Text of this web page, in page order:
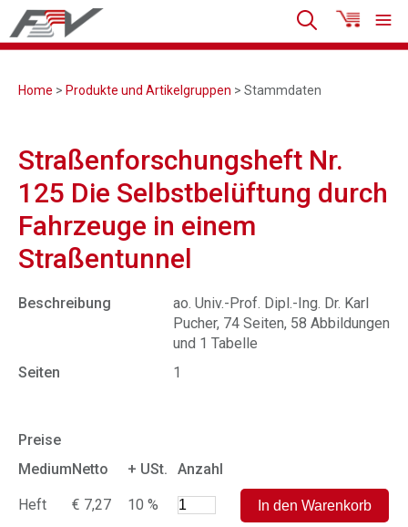
Home > Produkte und Artikelgruppen > Stammdaten
Straßenforschungsheft Nr.
125 Die Selbstbelüftung durch
Fahrzeuge in einem
Straßentunnel
Beschreibung
ao. Univ.-Prof. Dipl.-Ing. Dr. Karl
Pucher, 74 Seiten, 58 Abbildungen
und 1 Tabelle
Seiten
1
Preise
MediumNetto + USt. Anzahl
Heft € 7,27 10 %